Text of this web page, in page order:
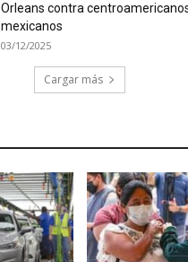
Orleans contra
mexicanos
03/12/2025
Cargar más